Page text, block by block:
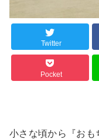
Twitter
Pocket
小さな頃から『おも